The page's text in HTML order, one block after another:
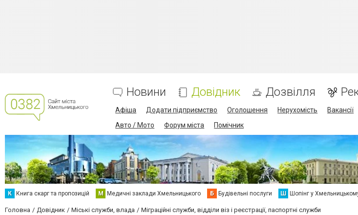
Новини Довідник Дозвілля
Афіша Додати підприємство Оголошення Нерухомість Вакансії
Авто / Мото
Форум міста Помічник
К Книга скарг та пропозицій М Медичні заклади Хмельницького Б Будівельні послуги Ш Шопінг у
Головна Довідник Міські служби, влада Міграційні служби, відділи віз і реєстрації, паспортні служби